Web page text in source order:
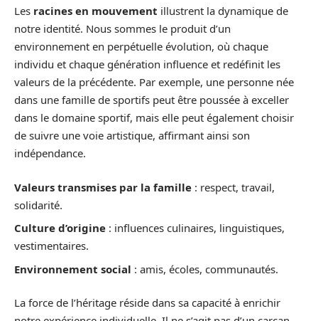
Les racines en mouvement illustrent la dynamique de
notre identité. Nous sommes le produit d’un
environnement en perpétuelle évolution, où chaque
individu et chaque génération influence et redéfinit les
valeurs de la précédente. Par exemple, une personne née
dans une famille de sportifs peut être poussée à exceller
dans le domaine sportif, mais elle peut également choisir
de suivre une voie artistique, affirmant ainsi son
indépendance.
Valeurs transmises par la famille : respect, travail,
solidarité.
Culture d’origine : influences culinaires, linguistiques,
vestimentaires.
Environnement social : amis, écoles, communautés.
La force de l’héritage réside dans sa capacité à enrichir